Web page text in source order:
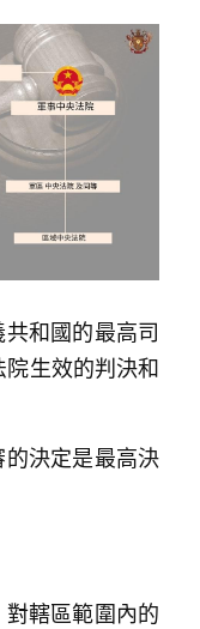
和國的最高司
生效的判決和
決定是最高決
轄區範圍內的